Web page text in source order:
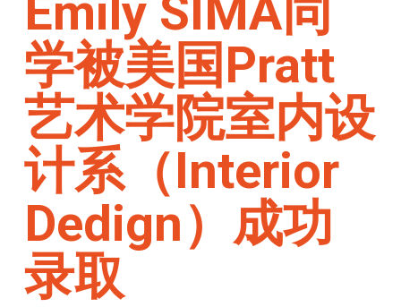
Emily SIMA同
学被美国Pratt
艺术学院室内设
计系（Interior
Dedign）成功
录取